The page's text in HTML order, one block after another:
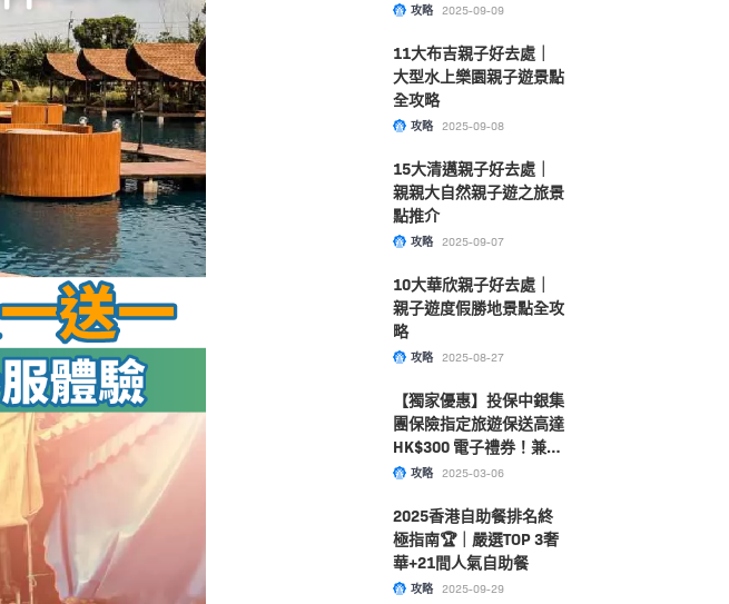
攻略 2025-09-09
11大布吉親子好去處｜
大型水上樂園親子遊景點
全攻略
攻略 2025-09-08
15大清邁親子好去處｜
親親大自然親子遊之旅景
點推介
攻略 2025-09-07
10大華欣親子好去處｜
親子遊度假勝地景點全攻
略
攻略 2025-08-27
【獨家優惠】投保中銀集
團保險指定旅遊保送高達
HK$300 電子禮券！兼享
75折！
攻略 2025-03-06
2025香港自助餐排名終
極指南🏆｜嚴選TOP 3奢
華+21間人氣自助餐
攻略 2025-09-29